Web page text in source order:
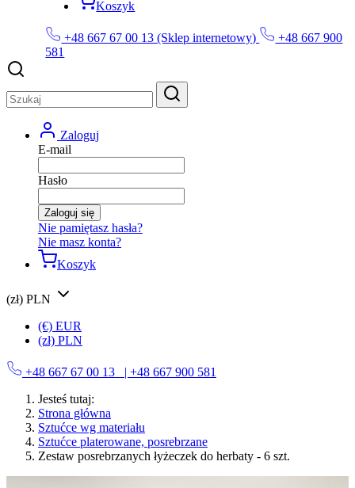
Koszyk
+48 667 67 00 13 (Sklep internetowy)
+48 667 900
581
Zaloguj
E-mail
Hasło
Zaloguj się
Nie pamiętasz hasła?
Nie masz konta?
Koszyk
(zł) PLN
(€) EUR
(zł) PLN
+48 667 67 00 13
| +48 667 900 581
Jesteś tutaj:
Strona główna
Sztućce wg materiału
Sztućce platerowane, posrebrzane
Zestaw posrebrzanych łyżeczek do herbaty - 6 szt.